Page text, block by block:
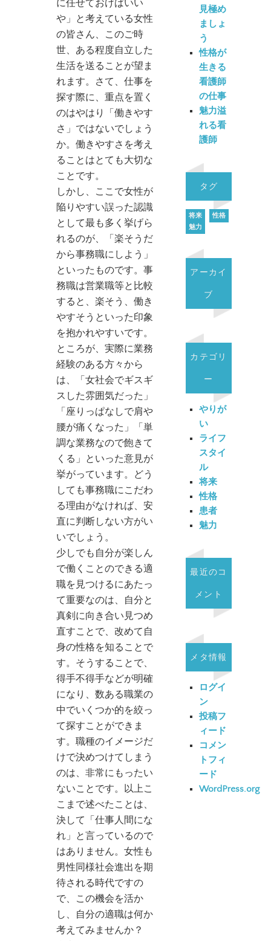
に任せておけばいい
や」と考えている女性
の皆さん、このご時
世、ある程度自立した
生活を送ることが望ま
れます。さて、仕事を
探す際に、重点を置く
のはやはり「働きやす
さ」ではないでしょう
か。働きやすさを考え
ることはとても大切な
ことです。
しかし、ここで女性が
陥りやすい誤った認識
として最も多く挙げら
れるのが、「楽そうだ
から事務職にしよう」
といったものです。事
務職は営業職等と比較
すると、楽そう、働き
やすそうといった印象
を抱かれやすいです。
ところが、実際に業務
経験のある方々から
は、「女社会でギスギ
スした雰囲気だった」
「座りっぱなしで肩や
腰が痛くなった」「単
調な業務なので飽きて
くる」といった意見が
挙がっています。どう
しても事務職にこだわ
る理由がなければ、安
直に判断しない方がい
いでしょう。
少しでも自分が楽しん
で働くことのできる適
職を見つけるにあたっ
て重要なのは、自分と
真剣に向き合い見つめ
直すことで、改めて自
身の性格を知ることで
す。そうすることで、
得手不得手などが明確
になり、数ある職業の
中でいくつか的を絞っ
て探すことができま
す。職種のイメージだ
けで決めつけてしまう
のは、非常にもったい
ないことです。以上こ
こまで述べたことは、
決して「仕事人間にな
れ」と言っているので
はありません。女性も
男性同様社会進出を期
待される時代ですの
で、この機会を活か
し、自分の適職は何か
考えてみませんか？
見極め
ましょ
う
性格が
生きる
看護師
の仕事
魅力溢
れる看
護師
タグ
将来
性格
魅力
アーカイ
ブ
カテゴリ
ー
やりが
い
ライフ
スタイ
ル
将来
性格
患者
魅力
最近のコ
メント
メタ情報
ログイ
ン
投稿フ
ィード
コメン
トフィ
ード
WordPress.org